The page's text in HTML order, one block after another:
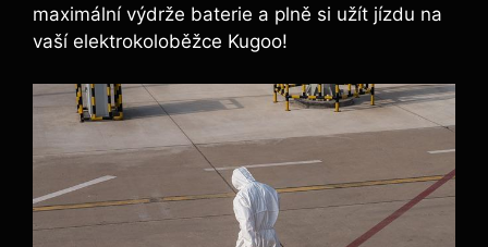
maximální výdrže baterie a plně si užít jízdu na
vaší elektrokoloběžce Kugoo!